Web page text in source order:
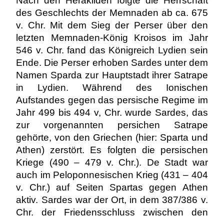
des Geschlechts der Memnaden ab ca. 675
v. Chr. Mit dem Sieg der Perser über den
letzten Memnaden-König Kroisos im Jahr
546 v. Chr. fand das Königreich Lydien sein
Ende. Die Perser erhoben Sardes unter dem
Namen Sparda zur Hauptstadt ihrer Satrape
in Lydien. Während des Ionischen
Aufstandes gegen das persische Regime im
Jahr 499 bis 494 v, Chr. wurde Sardes, das
zur vorgenannten persichen Satrape
gehörte, von den Griechen (hier: Sparta und
Athen) zerstört. Es folgten die persischen
Kriege (490 – 479 v. Chr.). De Stadt war
auch im Peloponnesischen Krieg (431 – 404
v. Chr.) auf Seiten Spartas gegen Athen
aktiv. Sardes war der Ort, in dem 387/386 v.
Chr. der Friedensschluss zwischen den